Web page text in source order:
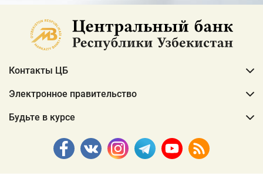
Контакты ЦБ
Электронное правительство
Будьте в курсе